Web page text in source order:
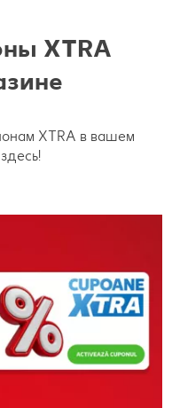
XTRA
XTRA в вашем